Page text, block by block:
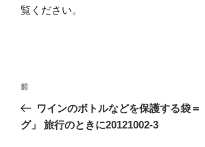
覧ください。
投
ナ
前
の
投
前
ワインのボトルなどを保護する袋＝
グ」 旅行のときに20121002-3